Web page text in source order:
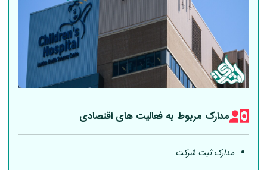
مدارک مربوط به فعالیت های اقتصادی
مدارک ثبت شرکت